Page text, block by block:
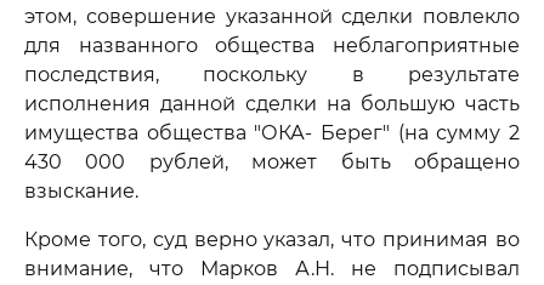
этом, совершение указанной сделки повлекло
для названного общества неблагоприятные
последствия, поскольку в результате
исполнения данной сделки на большую часть
имущества общества "ОКА- Берег" (на сумму 2
430 000 рублей, может быть обращено
взыскание.
Кроме того, суд верно указал, что принимая во
внимание, что Марков А.Н. не подписывал